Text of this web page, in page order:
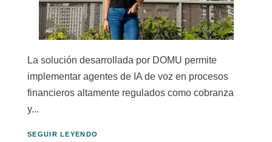
La solución desarrollada por DOMU permite
implementar agentes de IA de voz en procesos
financieros altamente regulados como cobranza
y...
SEGUIR LEYENDO